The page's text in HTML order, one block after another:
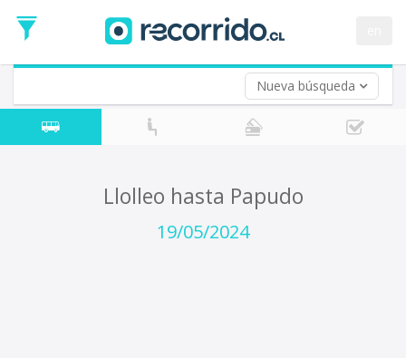
Nueva búsqueda
de
Ida
Vuelta (opcional)
Fecha
de
Llolleo hasta Papudo
19/05/2024